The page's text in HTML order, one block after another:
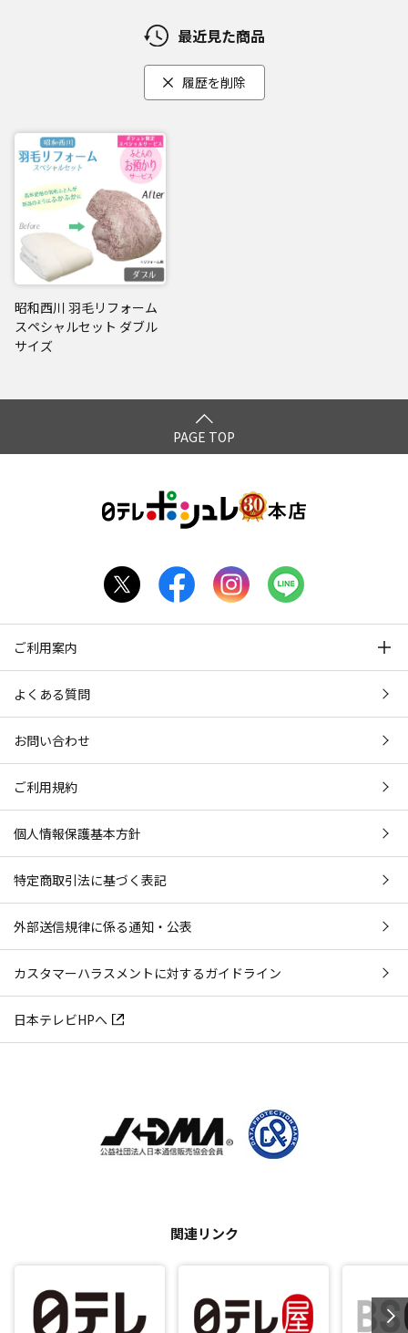
最近見た商品
履歴を削除
昭和西川 羽毛リフォーム
スペシャルセット ダブル
サイズ
PAGE TOP
ご利用案内
よくある質問
お問い合わせ
ご利用規約
個人情報保護基本方針
特定商取引法に基づく表記
外部送信規律に係る通知・公表
カスタマーハラスメントに対するガイドライン
日本テレビHPへ
関連リンク